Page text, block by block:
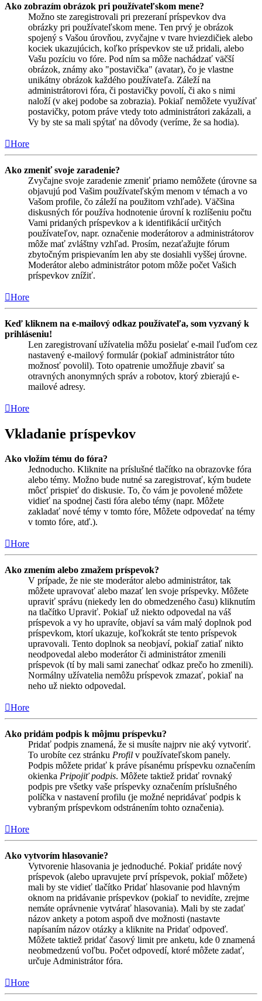
Ako zobrazím obrázok pri používateľskom mene?
Možno ste zaregistrovali pri prezeraní príspevkov dva
obrázky pri používateľskom mene. Ten prvý je obrázok
spojený s Vašou úrovňou, zvyčajne v tvare hviezdičiek alebo
kociek ukazujúcich, koľko príspevkov ste už pridali, alebo
Vašu pozíciu vo fóre. Pod ním sa môže nachádzať väčší
obrázok, známy ako "postavička" (avatar), čo je vlastne
unikátny obrázok každého používateľa. Záleží na
administrátorovi fóra, či postavičky povolí, či ako s nimi
naloží (v akej podobe sa zobrazia). Pokiaľ nemôžete využívať
postavičky, potom práve vtedy toto administrátori zakázali, a
Vy by ste sa mali spýtať na dôvody (veríme, že sa hodia).
Hore
Ako zmeniť svoje zaradenie?
Zvyčajne svoje zaradenie zmeniť priamo nemôžete (úrovne sa
objavujú pod Vašim používateľským menom v témach a vo
Vašom profile, čo záleží na použitom vzhľade). Väčšina
diskusných fór používa hodnotenie úrovní k rozlíšeniu počtu
Vami pridaných príspevkov a k identifikácií určitých
používateľov, napr. označenie moderátorov a administrátorov
môže mať zvláštny vzhľad. Prosím, nezaťažujte fórum
zbytočným prispievaním len aby ste dosiahli vyššej úrovne.
Moderátor alebo administrátor potom môže počet Vašich
príspevkov znížiť.
Hore
Keď kliknem na e-mailový odkaz používateľa, som vyzvaný k
prihláseniu!
Len zaregistrovaní užívatelia môžu posielať e-mail ľuďom cez
nastavený e-mailový formulár (pokiaľ administrátor túto
možnosť povolil). Toto opatrenie umožňuje zbaviť sa
otravných anonymných správ a robotov, ktorý zbierajú e-
mailové adresy.
Hore
Vkladanie príspevkov
Ako vložím tému do fóra?
Jednoducho. Kliknite na príslušné tlačítko na obrazovke fóra
alebo témy. Možno bude nutné sa zaregistrovať, kým budete
môcť prispieť do diskusie. To, čo vám je povolené môžete
vidieť na spodnej časti fóra alebo témy (napr. Môžete
zakladať nové témy v tomto fóre, Môžete odpovedať na témy
v tomto fóre, atď.).
Hore
Ako zmením alebo zmažem príspevok?
V prípade, že nie ste moderátor alebo administrátor, tak
môžete upravovať alebo mazať len svoje príspevky. Môžete
upraviť správu (niekedy len do obmedzeného času) kliknutím
na tlačítko Upraviť. Pokiaľ už niekto odpovedal na váš
príspevok a vy ho upravíte, objaví sa vám malý doplnok pod
príspevkom, ktorí ukazuje, koľkokrát ste tento príspevok
upravovali. Tento doplnok sa neobjaví, pokiaľ zatiaľ nikto
neodpovedal alebo moderátor či administrátor zmenili
príspevok (tí by mali sami zanechať odkaz prečo ho zmenili).
Normálny užívatelia nemôžu príspevok zmazať, pokiaľ na
neho už niekto odpovedal.
Hore
Ako pridám podpis k môjmu príspevku?
Pridať podpis znamená, že si musíte najprv nie aký vytvoriť.
To urobíte cez stránku Profil v používateľskom panely.
Podpis môžete pridať k práve písanému príspevku označením
okienka Pripojiť podpis. Môžete taktiež pridať rovnaký
podpis pre všetky vaše príspevky označením príslušného
políčka v nastavení profilu (je možné nepridávať podpis k
vybraným príspevkom odstránením tohto označenia).
Hore
Ako vytvorím hlasovanie?
Vytvorenie hlasovania je jednoduché. Pokiaľ pridáte nový
príspevok (alebo upravujete prví príspevok, pokiaľ môžete)
mali by ste vidieť tlačítko Pridať hlasovanie pod hlavným
oknom na pridávanie príspevkov (pokiaľ to nevidíte, zrejme
nemáte oprávnenie vytvárať hlasovania). Mali by ste zadať
názov ankety a potom aspoň dve možnosti (nastavte
napísaním názov otázky a kliknite na Pridať odpoveď.
Môžete taktiež pridať časový limit pre anketu, kde 0 znamená
neobmedzenú voľbu. Počet odpovedí, ktoré môžete zadať,
určuje Administrátor fóra.
Hore